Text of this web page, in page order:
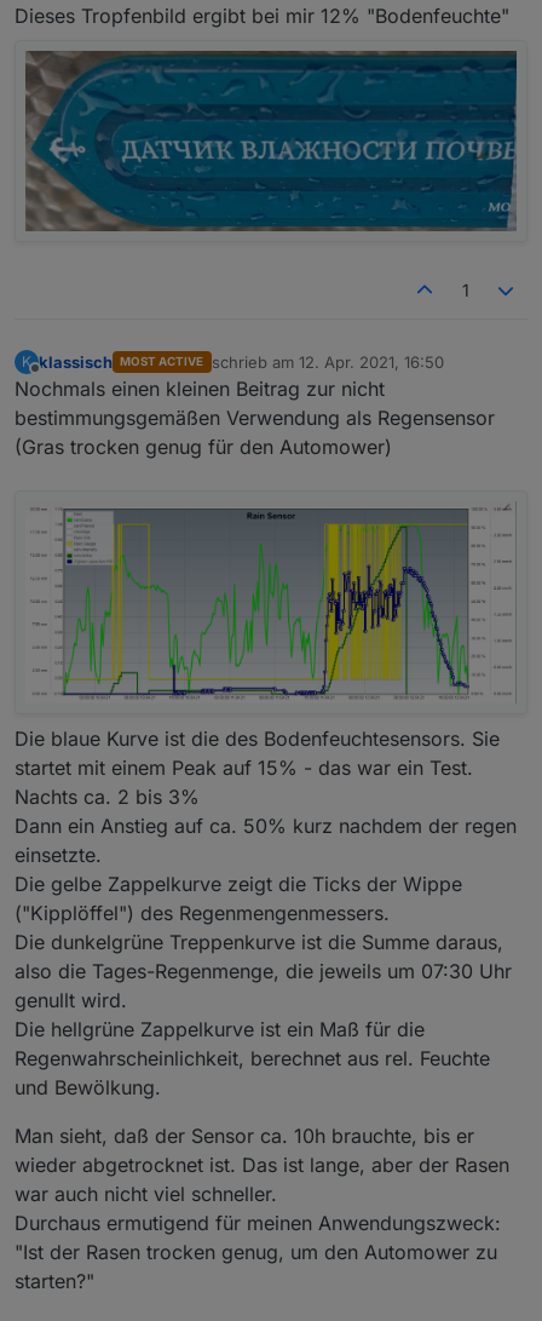
Dieses Tropfenbild ergibt bei mir 12% "Bodenfeuchte"
1
K
Offline
klassisch MOST ACTIVE schrieb am 12. Apr. 2021, 16:50
zuletzt editiert von
Nochmals einen kleinen Beitrag zur nicht
bestimmungsgemäßen Verwendung als Regensensor
(Gras trocken genug für den Automower)
Die blaue Kurve ist die des Bodenfeuchtesensors. Sie
startet mit einem Peak auf 15% - das war ein Test.
Nachts ca. 2 bis 3%
Dann ein Anstieg auf ca. 50% kurz nachdem der regen
einsetzte.
Die gelbe Zappelkurve zeigt die Ticks der Wippe
("Kipplöffel") des Regenmengenmessers.
Die dunkelgrüne Treppenkurve ist die Summe daraus,
also die Tages-Regenmenge, die jeweils um 07:30 Uhr
genullt wird.
Die hellgrüne Zappelkurve ist ein Maß für die
Regenwahrscheinlichkeit, berechnet aus rel. Feuchte
und Bewölkung.
Man sieht, daß der Sensor ca. 10h brauchte, bis er
wieder abgetrocknet ist. Das ist lange, aber der Rasen
war auch nicht viel schneller.
Durchaus ermutigend für meinen Anwendungszweck:
"Ist der Rasen trocken genug, um den Automower zu
starten?"